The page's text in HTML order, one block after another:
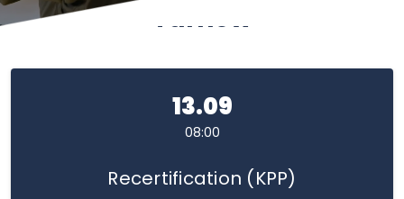
Tarnów
13.09
08:00
Recertification (KPP)